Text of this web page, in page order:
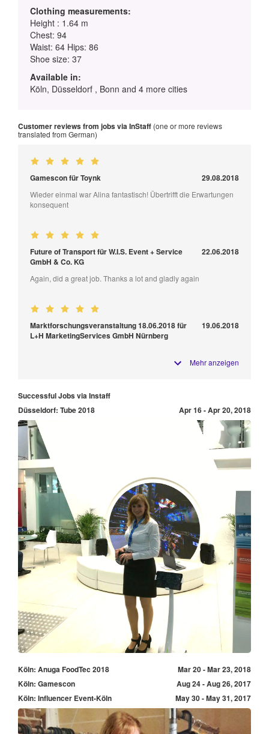
Clothing measurements:
Height : 1.64 m
Chest: 94
Waist: 64 Hips: 86
Shoe size: 37
Available in:
Köln, Düsseldorf , Bonn and 4 more cities
Customer reviews from jobs via InStaff (one or more reviews
translated from German)
Gamescon für Toynk 29.08.2018
Wieder einmal war Alina fantastisch! Übertrifft die Erwartungen
konsequent
Future of Transport für W.I.S. Event + Service
GmbH & Co. KG
22.06.2018
Again, did a great job. Thanks a lot and gladly again
Marktforschungsveranstaltung 18.06.2018 für
L+H MarketingServices GmbH Nürnberg
19.06.2018
Mehr anzeigen
Successful Jobs via Instaff
Düsseldorf: Tube 2018
Apr 16 - Apr 20, 2018
Köln: Anuga FoodTec 2018
Mar 20 - Mar 23, 2018
Köln: Gamescon
Aug 24 - Aug 26, 2017
Köln: Influencer Event-Köln
May 30 - May 31, 2017